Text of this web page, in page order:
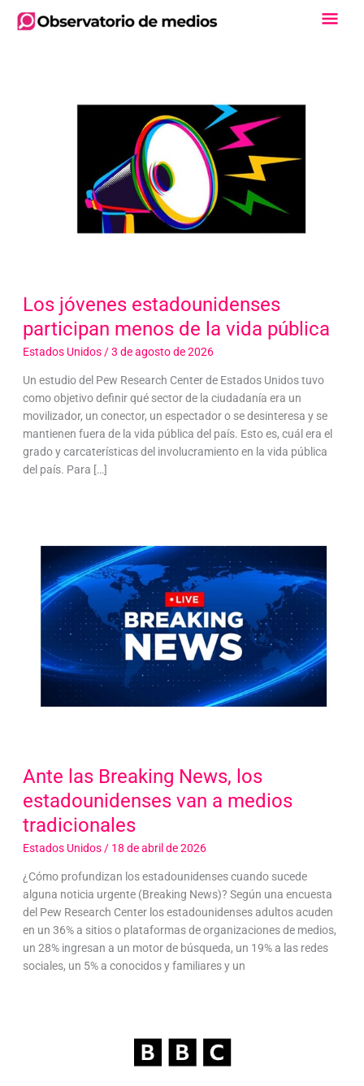
Los jóvenes estadounidenses
participan menos de la vida pública
Estados Unidos/3 de agosto de 2026
Un estudio del Pew Research Center de Estados Unidos tuvo
como objetivo definir qué sector de la ciudadanía era un
movilizador, un conector, un espectador o se desinteresa y se
mantienen fuera de la vida pública del país. Esto es, cuál era el
grado y carcaterísticas del involucramiento en la vida pública
del país. Para […]
Ante las Breaking News, los
estadounidenses van a medios
tradicionales
Estados Unidos/ 18 de abril de 2026
¿Cómo profundizan los estadounidenses cuando sucede
alguna noticia urgente (Breaking News)? Según una encuesta
del Pew Research Center los estadounidenses adultos acuden
en un 36% a sitios o plataformas de organizaciones de medios,
un 28% ingresan a un motor de búsqueda, un 19% a las redes
sociales, un 5% a conocidos y familiares y un